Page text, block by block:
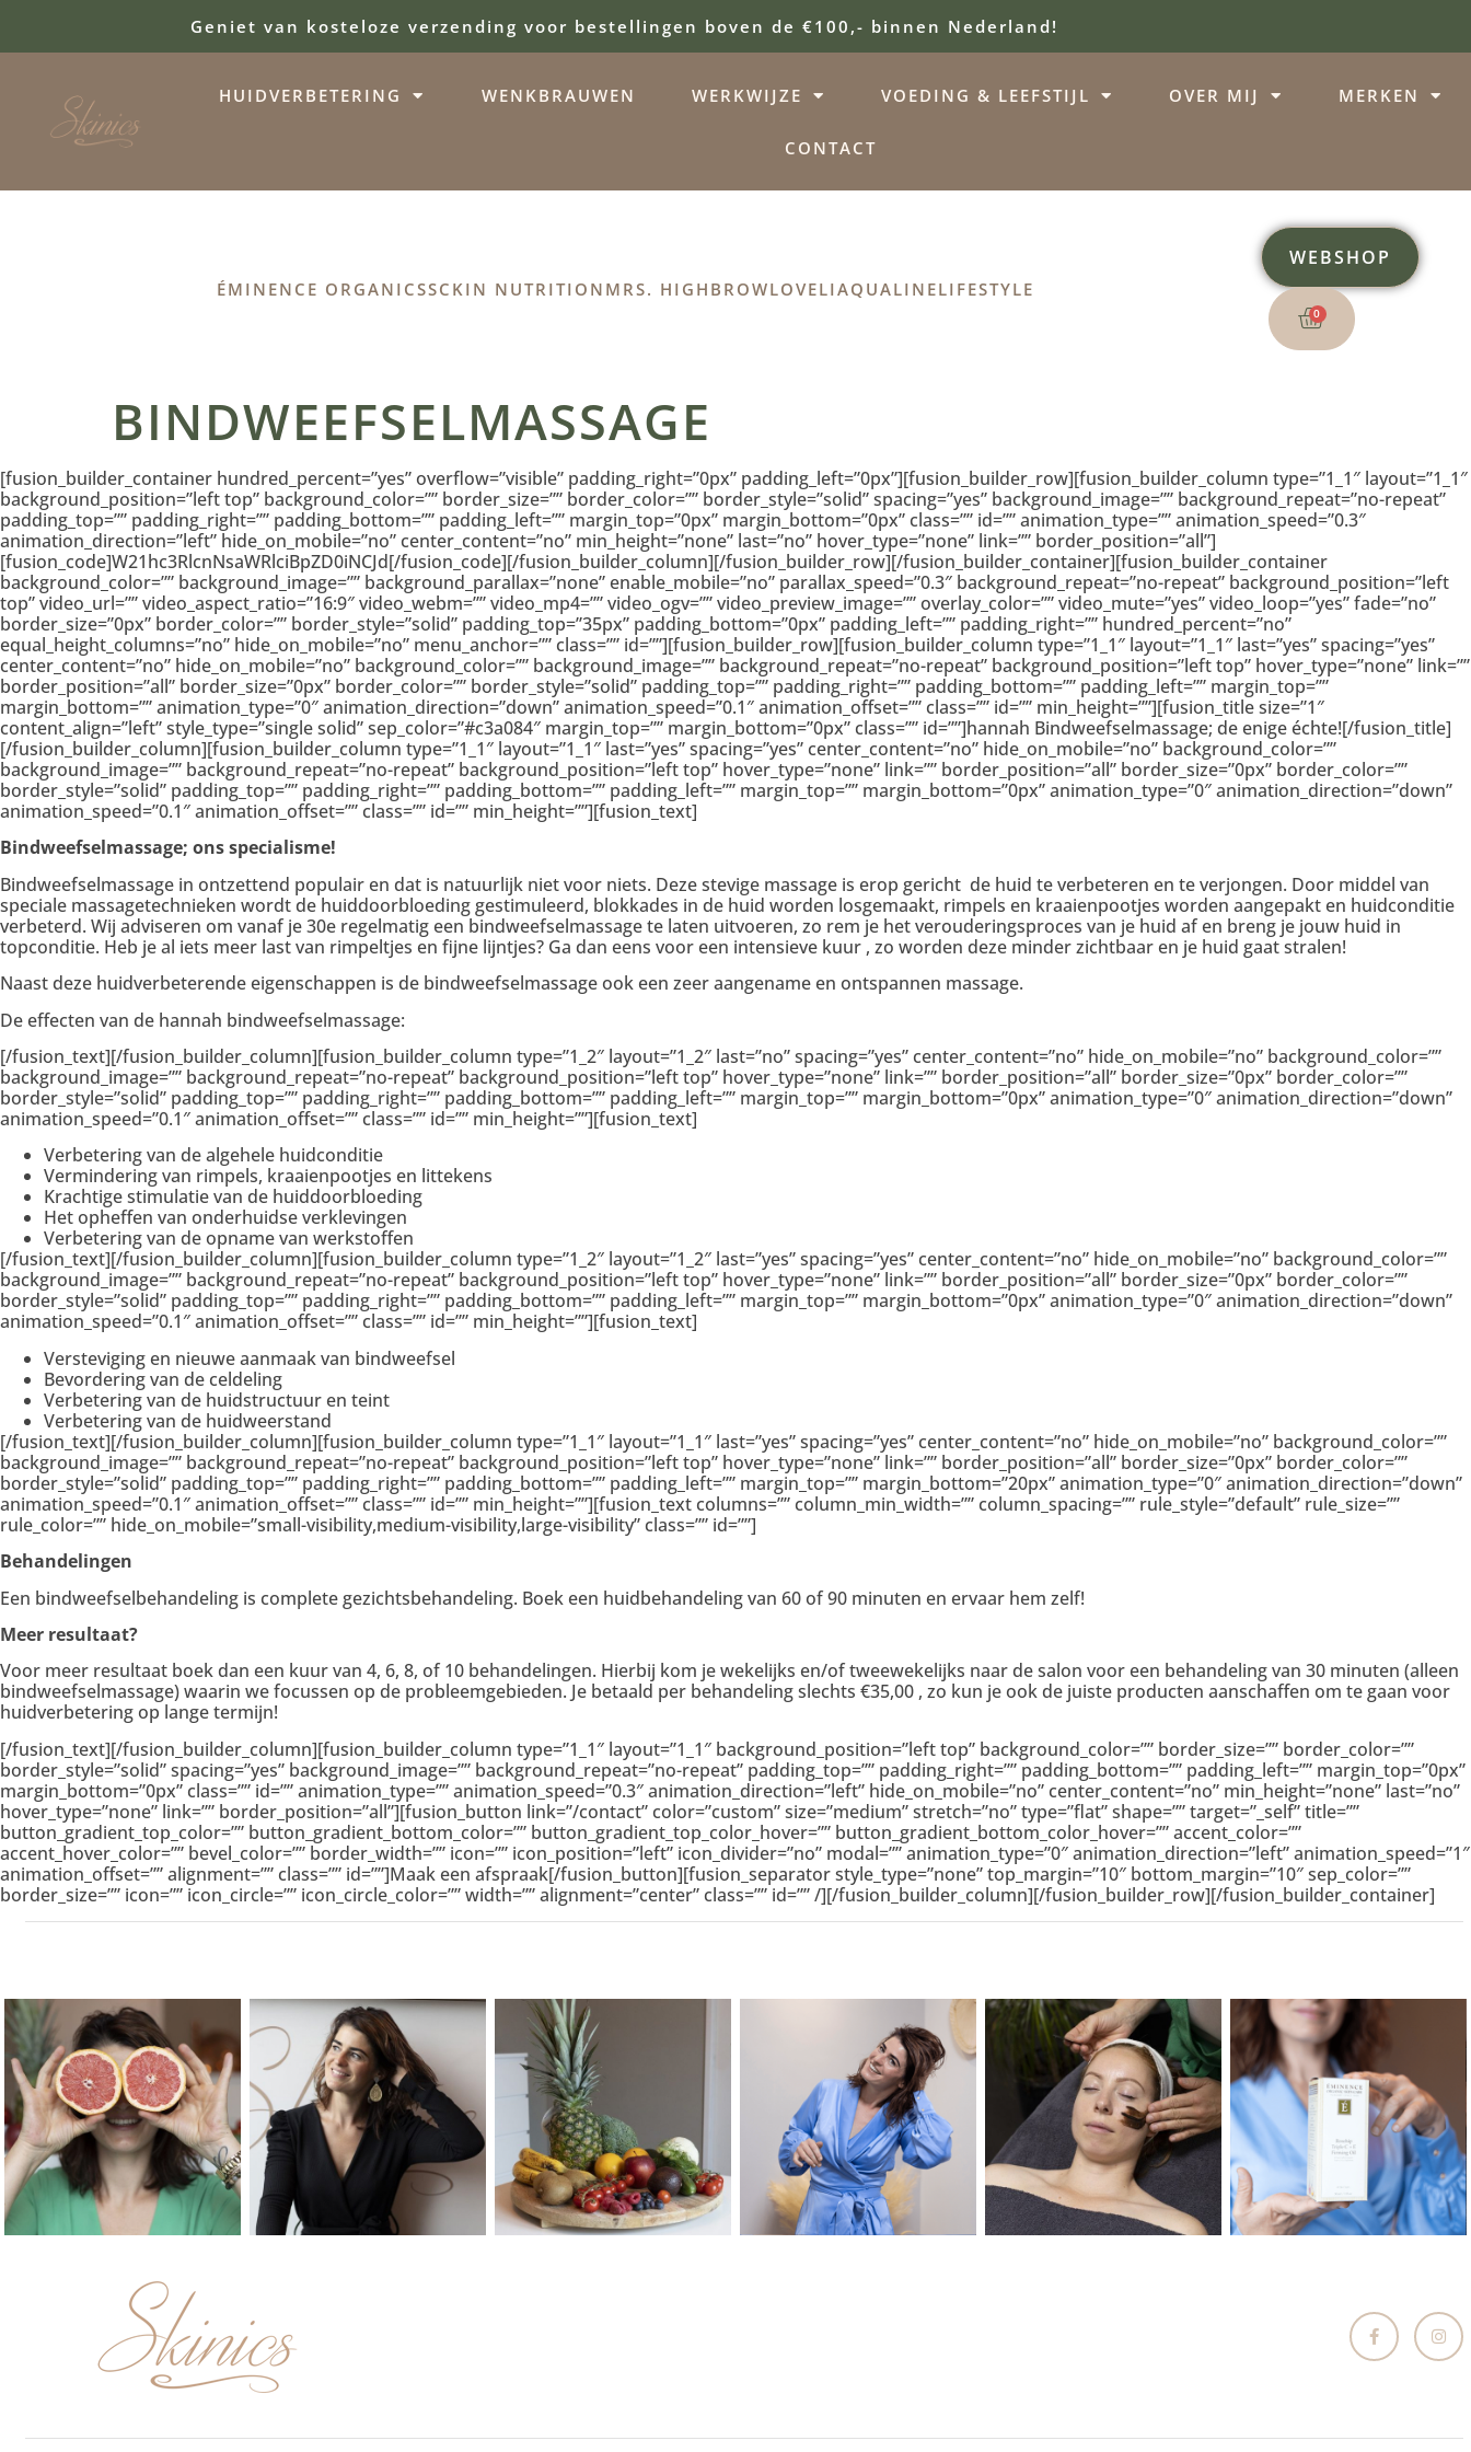
Geniet van kosteloze verzending voor bestellingen boven de €100,- binnen Nederland!
HUIDVERBETERING WENKBRAUWEN WERKWIJZE VOEDING & LEEFSTIJL OVER MIJ MERKEN
CONTACT
ÉMINENCE ORGANICSSCKIN NUTRITION MRS. HIGHBROWLOVELIAQUALINELIFESTYLE
WEBSHOP
0
BINDWEEFSELMASSAGE
[fusion_builder_container hundred_percent=”yes” overflow=”visible” padding_right=”0px” padding_left=”0px”][fusion_builder_row][fusion_builder_column type=”1_1″ layout=”1_1″
background_position=”left top” background_color=”” border_size=”” border_color=”” border_style=”solid” spacing=”yes” background_image=”” background_repeat=”no-repeat”
padding_top=”” padding_right=”” padding_bottom=”” padding_left=”” margin_top=”0px” margin_bottom=”0px” class=”” id=”” animation_type=”” animation_speed=”0.3″
animation_direction=”left” hide_on_mobile=”no” center_content=”no” min_height=”none” last=”no” hover_type=”none” link=”” border_position=”all”]
[fusion_code]W21hc3RlcnNsaWRlciBpZD0iNCJd[/fusion_code][/fusion_builder_column][/fusion_builder_row][/fusion_builder_container][fusion_builder_container
background_color=”” background_image=”” background_parallax=”none” enable_mobile=”no” parallax_speed=”0.3″ background_repeat=”no-repeat” background_position=”left
top” video_url=”” video_aspect_ratio=”16:9″ video_webm=”” video_mp4=”” video_ogv=”” video_preview_image=”” overlay_color=”” video_mute=”yes” video_loop=”yes” fade=”no”
border_size=”0px” border_color=”” border_style=”solid” padding_top=”35px” padding_bottom=”0px” padding_left=”” padding_right=”” hundred_percent=”no”
equal_height_columns=”no” hide_on_mobile=”no” menu_anchor=”” class=”” id=””][fusion_builder_row][fusion_builder_column type=”1_1″ layout=”1_1″ last=”yes” spacing=”yes”
center_content=”no” hide_on_mobile=”no” background_color=”” background_image=”” background_repeat=”no-repeat” background_position=”left top” hover_type=”none” link=””
border_position=”all” border_size=”0px” border_color=”” border_style=”solid” padding_top=”” padding_right=”” padding_bottom=”” padding_left=”” margin_top=””
margin_bottom=”” animation_type=”0″ animation_direction=”down” animation_speed=”0.1″ animation_offset=”” class=”” id=”” min_height=””][fusion_title size=”1″
content_align=”left” style_type=”single solid” sep_color=”#c3a084″ margin_top=”” margin_bottom=”0px” class=”” id=””]hannah Bindweefselmassage; de enige échte![/fusion_title]
[/fusion_builder_column][fusion_builder_column type=”1_1″ layout=”1_1″ last=”yes” spacing=”yes” center_content=”no” hide_on_mobile=”no” background_color=””
background_image=”” background_repeat=”no-repeat” background_position=”left top” hover_type=”none” link=”” border_position=”all” border_size=”0px” border_color=””
border_style=”solid” padding_top=”” padding_right=”” padding_bottom=”” padding_left=”” margin_top=”” margin_bottom=”0px” animation_type=”0″ animation_direction=”down”
animation_speed=”0.1″ animation_offset=”” class=”” id=”” min_height=””][fusion_text]
Bindweefselmassage; ons specialisme!
Bindweefselmassage in ontzettend populair en dat is natuurlijk niet voor niets. Deze stevige massage is erop gericht de huid te verbeteren en te verjongen. Door middel van
speciale massagetechnieken wordt de huiddoorbloeding gestimuleerd, blokkades in de huid worden losgemaakt, rimpels en kraaienpootjes worden aangepakt en huidconditie
verbeterd. Wij adviseren om vanaf je 30e regelmatig een bindweefselmassage te laten uitvoeren, zo rem je het verouderingsproces van je huid af en breng je jouw huid in
topconditie. Heb je al iets meer last van rimpeltjes en fijne lijntjes? Ga dan eens voor een intensieve kuur , zo worden deze minder zichtbaar en je huid gaat stralen!
Naast deze huidverbeterende eigenschappen is de bindweefselmassage ook een zeer aangename en ontspannen massage.
De effecten van de hannah bindweefselmassage:
[/fusion_text][/fusion_builder_column][fusion_builder_column type=”1_2″ layout=”1_2″ last=”no” spacing=”yes” center_content=”no” hide_on_mobile=”no” background_color=””
background_image=”” background_repeat=”no-repeat” background_position=”left top” hover_type=”none” link=”” border_position=”all” border_size=”0px” border_color=””
border_style=”solid” padding_top=”” padding_right=”” padding_bottom=”” padding_left=”” margin_top=”” margin_bottom=”0px” animation_type=”0″ animation_direction=”down”
animation_speed=”0.1″ animation_offset=”” class=”” id=”” min_height=””][fusion_text]
Verbetering van de algehele huidconditie
Vermindering van rimpels, kraaienpootjes en littekens
Krachtige stimulatie van de huiddoorbloeding
Het opheffen van onderhuidse verklevingen
Verbetering van de opname van werkstoffen
[/fusion_text][/fusion_builder_column][fusion_builder_column type=”1_2″ layout=”1_2″ last=”yes” spacing=”yes” center_content=”no” hide_on_mobile=”no” background_color=””
background_image=”” background_repeat=”no-repeat” background_position=”left top” hover_type=”none” link=”” border_position=”all” border_size=”0px” border_color=””
border_style=”solid” padding_top=”” padding_right=”” padding_bottom=”” padding_left=”” margin_top=”” margin_bottom=”0px” animation_type=”0″ animation_direction=”down”
animation_speed=”0.1″ animation_offset=”” class=”” id=”” min_height=””][fusion_text]
Versteviging en nieuwe aanmaak van bindweefsel
Bevordering van de celdeling
Verbetering van de huidstructuur en teint
Verbetering van de huidweerstand
[/fusion_text][/fusion_builder_column][fusion_builder_column type=”1_1″ layout=”1_1″ last=”yes” spacing=”yes” center_content=”no” hide_on_mobile=”no” background_color=””
background_image=”” background_repeat=”no-repeat” background_position=”left top” hover_type=”none” link=”” border_position=”all” border_size=”0px” border_color=””
border_style=”solid” padding_top=”” padding_right=”” padding_bottom=”” padding_left=”” margin_top=”” margin_bottom=”20px” animation_type=”0″ animation_direction=”down”
animation_speed=”0.1″ animation_offset=”” class=”” id=”” min_height=””][fusion_text columns=”” column_min_width=”” column_spacing=”” rule_style=”default” rule_size=””
rule_color=”” hide_on_mobile=”small-visibility,medium-visibility,large-visibility” class=”” id=””]
Behandelingen
Een bindweefselbehandeling is complete gezichtsbehandeling. Boek een huidbehandeling van 60 of 90 minuten en ervaar hem zelf!
Meer resultaat?
Voor meer resultaat boek dan een kuur van 4, 6, 8, of 10 behandelingen. Hierbij kom je wekelijks en/of tweewekelijks naar de salon voor een behandeling van 30 minuten (alleen
bindweefselmassage) waarin we focussen op de probleemgebieden. Je betaald per behandeling slechts €35,00 , zo kun je ook de juiste producten aanschaffen om te gaan voor
huidverbetering op lange termijn!
[/fusion_text][/fusion_builder_column][fusion_builder_column type=”1_1″ layout=”1_1″ background_position=”left top” background_color=”” border_size=”” border_color=””
border_style=”solid” spacing=”yes” background_image=”” background_repeat=”no-repeat” padding_top=”” padding_right=”” padding_bottom=”” padding_left=”” margin_top=”0px”
margin_bottom=”0px” class=”” id=”” animation_type=”” animation_speed=”0.3″ animation_direction=”left” hide_on_mobile=”no” center_content=”no” min_height=”none” last=”no”
hover_type=”none” link=”” border_position=”all”][fusion_button link=”/contact” color=”custom” size=”medium” stretch=”no” type=”flat” shape=”” target=”_self” title=””
button_gradient_top_color=”” button_gradient_bottom_color=”” button_gradient_top_color_hover=”” button_gradient_bottom_color_hover=”” accent_color=””
accent_hover_color=”” bevel_color=”” border_width=”” icon=”” icon_position=”left” icon_divider=”no” modal=”” animation_type=”0″ animation_direction=”left” animation_speed=”1″
animation_offset=”” alignment=”” class=”” id=””]Maak een afspraak[/fusion_button][fusion_separator style_type=”none” top_margin=”10″ bottom_margin=”10″ sep_color=””
border_size=”” icon=”” icon_circle=”” icon_circle_color=”” width=”” alignment=”center” class=”” id=”” /][/fusion_builder_column][/fusion_builder_row][/fusion_builder_container]